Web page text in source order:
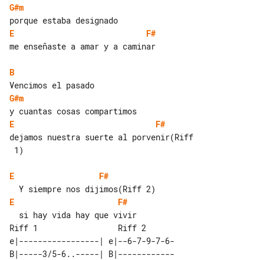
G#m
E
F#
me enseñaste a amar y a caminar
B
G#m
E
F#
dejamos nuestra suerte al porvenir(Riff
E
F#
E
F#
Riff 1                 Riff 2
e|-----------------| e|--6-7-9-7-6-
B|-----3/5-6..-----| B|------------